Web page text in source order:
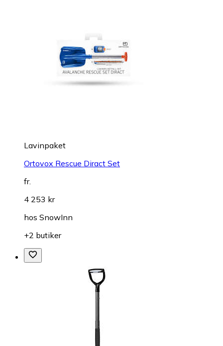
Lavinpaket
Ortovox Rescue Diract Set
fr.
4 253 kr
hos SnowInn
+2 butiker